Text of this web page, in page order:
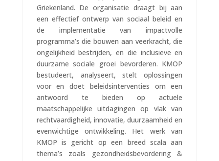
Griekenland. De organisatie draagt bij aan
een effectief ontwerp van sociaal beleid en
de implementatie van impactvolle
programma’s die bouwen aan veerkracht, die
ongelijkheid bestrijden, en die inclusieve en
duurzame sociale groei bevorderen. KMOP
bestudeert, analyseert, stelt oplossingen
voor en doet beleidsinterventies om een
antwoord te bieden op actuele
maatschappelijke uitdagingen op vlak van
rechtvaardigheid, innovatie, duurzaamheid en
evenwichtige ontwikkeling. Het werk van
KMOP is gericht op een breed scala aan
thema’s zoals gezondheidsbevordering &